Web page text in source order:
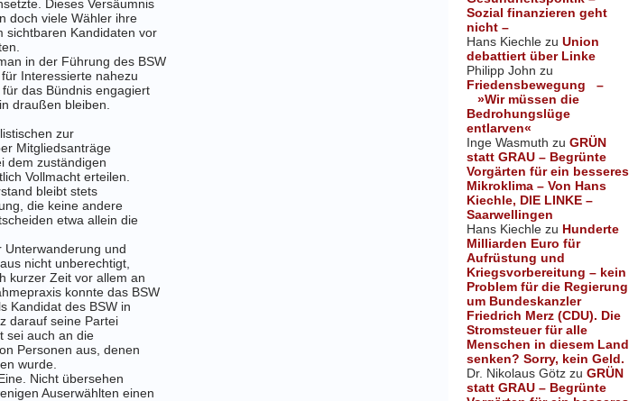
Sozial finanzieren geht
nicht –
Hans Kiechle zu Union
debattiert über Linke
Philipp John zu
Friedensbewegung –
»Wir müssen die
Bedrohungslüge
entlarven«
Inge Wasmuth zu GRÜN
statt GRAU – Begrünte
Vorgärten für ein besseres
Mikroklima – Von Hans
Kiechle, DIE LINKE –
Saarwellingen
Hans Kiechle zu Hunderte
Milliarden Euro für
Aufrüstung und
Kriegsvorbereitung – kein
Problem für die Regierung
um Bundeskanzler
Friedrich Merz (CDU). Die
Stromsteuer für alle
Menschen in diesem Land
senken? Sorry, kein Geld.
Dr. Nikolaus Götz zu GRÜN
statt GRAU – Begrünte
Dieses Versäumnis
doch viele Wähler ihre
sichtbaren Kandidaten vor
in der Führung des BSW
Interessierte nahezu
das Bündnis engagiert
draußen bleiben.
zur
Mitgliedsanträge
dem zuständigen
Vollmacht erteilen.
bleibt stets
die keine andere
etwa allein die
Unterwanderung und
nicht unberechtigt,
kurzer Zeit vor allem an
konnte das BSW
Kandidat des BSW in
darauf seine Partei
sei auch an die
Personen aus, denen
wurde.
Nicht übersehen
Auserwählten einen